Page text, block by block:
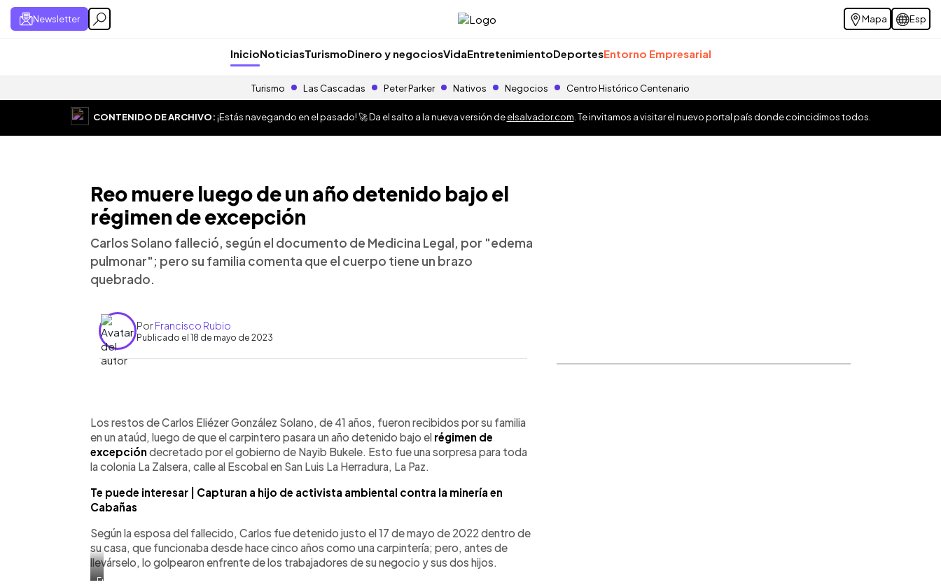
Newsletter Mapa Esp
InicioNoticiasTurismoDinero y negociosVidaEntretenimientoDeportesEntorno Empresarial
Turismo Las Cascadas Peter Parker Nativos Negocios Centro Histórico Centenario
CONTENIDO DE ARCHIVO:¡Estás navegando en el pasado! 🚀 Da el salto a la nueva versión deelsalvador.com . Te invitamos a visitar el nuevo portal país donde coincidimos todos.
Reo muere luego de un año detenido bajo el
régimen de excepción
Carlos Solano falleció, según el documento de Medicina Legal, por "edema
pulmonar"; pero su familia comenta que el cuerpo tiene un brazo
quebrado.
PorFrancisco Rubio
Publicado el 18 de mayo de 2023
Escuchar artículo
Los restos de Carlos Eliézer González Solano, de 41 años, fueron recibidos por su familia
en un ataúd, luego de que el carpintero pasara un año detenido bajo el régimen de
excepción decretado por el gobierno de Nayib Bukele. Esto fue una sorpresa para toda
la colonia La Zalsera, calle al Escobal en San Luis La Herradura, La Paz.
Te puede interesar | Capturan a hijo de activista ambiental contra la minería en
Cabañas
Según la esposa del fallecido, Carlos fue detenido justo el 17 de mayo de 2022 dentro de
su casa, que funcionaba desde hace cinco años como una carpintería; pero, antes de
llevárselo, lo golpearon enfrente de los trabajadores de su negocio y sus dos hijos.
Funeral